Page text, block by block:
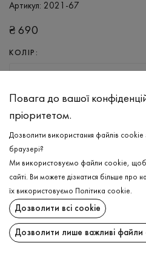
Артикул: 2021-67
₴ 690
КОЛІР:
ДОДАТИ ДО
ОБЕРІТЬ
Лонгслів
ДОДАТИ ДО
ОПИС
Повага до вашої
пріоритетом.
Дозволити використання файлів cookie
браузері?
Ми використовуємо файли cookie,
сайті. Ви можете дізнатися більше про
їх використовуємо
Політика cookie.
Дозволити всі cookie
Дозволити лише важливі файли